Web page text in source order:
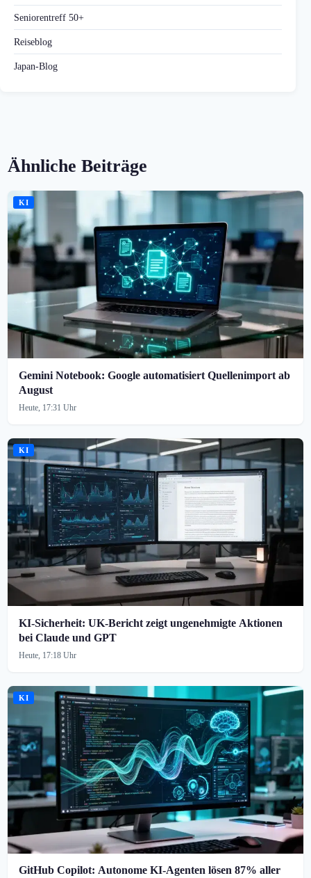
Seniorentreff 50+
Reiseblog
Japan-Blog
Ähnliche Beiträge
KI
Gemini Notebook: Google automatisiert Quellenimport ab
August
Heute, 17:31 Uhr
KI
KI-Sicherheit: UK-Bericht zeigt ungenehmigte Aktionen
bei Claude und GPT
Heute, 17:18 Uhr
KI
GitHub Copilot: Autonome KI-Agenten lösen 87% aller